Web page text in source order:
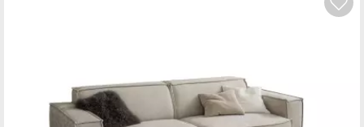
Beratung per E-Mail
Haben Sie noch Fragen? Sie können uns Ihr